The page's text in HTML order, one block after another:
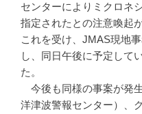
センターによりミクロネ
指定されたとの注意喚起
これを受け、JMAS現地
し、同日午後に予定して
た。
今後も同様の事案が発
洋津波警報センター）、